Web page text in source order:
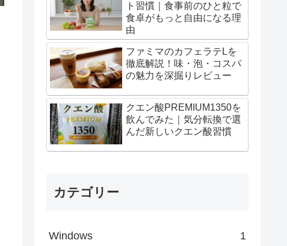
ト習慣｜食事前のひと粒で
食卓がもっと自由になる理
由
ファミマのカフェラテLを
徹底解説！味・泡・コスパ
の魅力を深掘りレビュー
クエン酸PREMIUM1350を
飲んでみた｜気分転換で選
んだ新しいクエン酸習慣
カテゴリー
Windows 1